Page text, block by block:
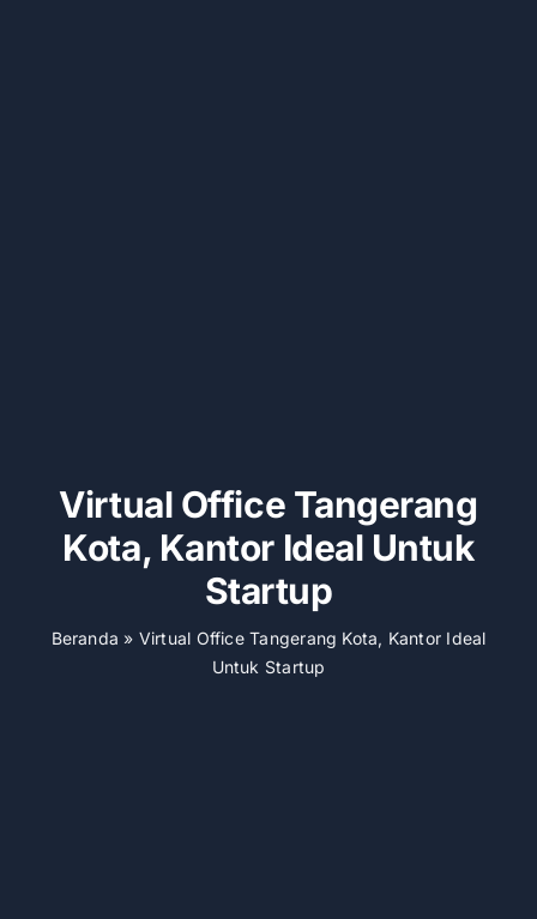
Virtual Office Tangerang
Kota, Kantor Ideal Untuk
Startup
Beranda » Virtual Office Tangerang Kota, Kantor Ideal
Untuk Startup